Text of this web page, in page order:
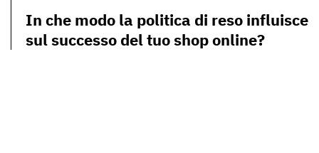
In che modo la politica di reso influisce
sul successo del tuo shop online?